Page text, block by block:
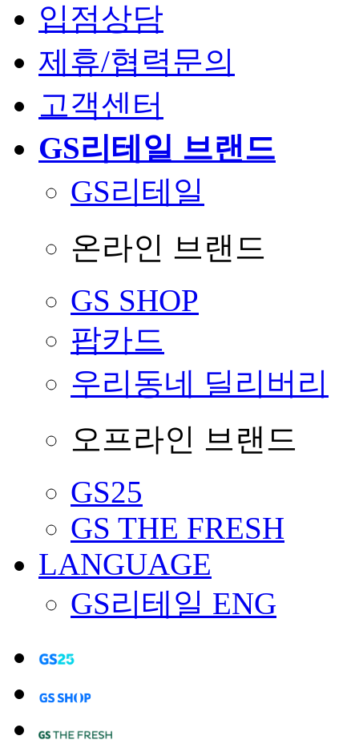
입점상담
제휴/협력문의
고객센터
GS리테일 브랜드
GS리테일
온라인 브랜드
GS SHOP
팝카드
우리동네 딜리버리
오프라인 브랜드
GS25
GS THE FRESH
LANGUAGE
GS리테일 ENG